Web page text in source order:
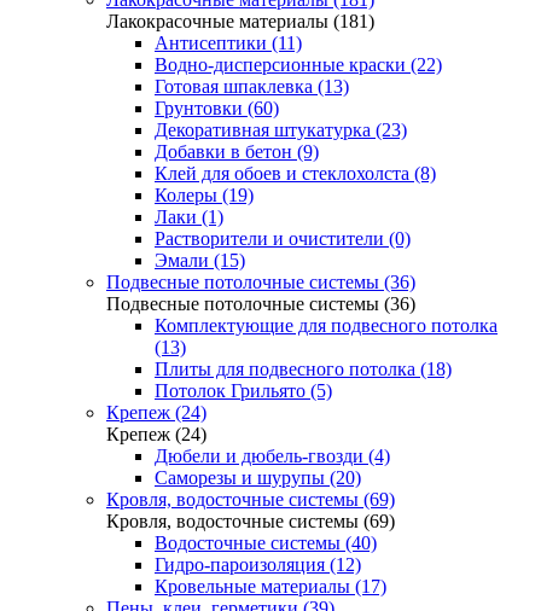
Лакокрасочные материалы (181)
Антисептики (11)
Водно-дисперсионные краски (22)
Готовая шпаклевка (13)
Грунтовки (60)
Декоративная штукатурка (23)
Добавки в бетон (9)
Клей для обоев и стеклохолста (8)
Колеры (19)
Лаки (1)
Растворители и очистители (0)
Эмали (15)
Подвесные потолочные системы (36)
Подвесные потолочные системы (36)
Комплектующие для подвесного потолка
(13)
Плиты для подвесного потолка (18)
Потолок Грильято (5)
Крепеж (24)
Крепеж (24)
Дюбели и дюбель-гвозди (4)
Саморезы и шурупы (20)
Кровля, водосточные системы (69)
Кровля, водосточные системы (69)
Водосточные системы (40)
Гидро-пароизоляция (12)
Кровельные материалы (17)